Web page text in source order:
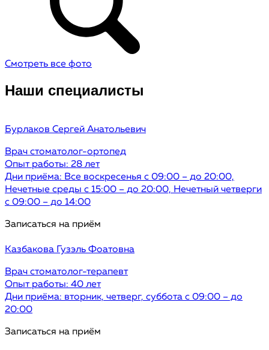
Смотреть все фото
Наши специалисты
Бурлаков Сергей Анатольевич
Врач стоматолог-ортопед
Опыт работы: 28 лет
Дни приёма: Все воскресенья с 09:00 – до 20:00,
Нечетные среды с 15:00 – до 20:00, Нечетный четверги
с 09:00 – до 14:00
Записаться на приём
Казбакова Гузэль Фоатовна
Врач стоматолог-терапевт
Опыт работы: 40 лет
Дни приёма: вторник, четверг, суббота с 09:00 – до
20:00
Записаться на приём